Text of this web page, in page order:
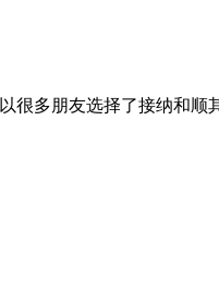
多朋友选择了接纳和顺